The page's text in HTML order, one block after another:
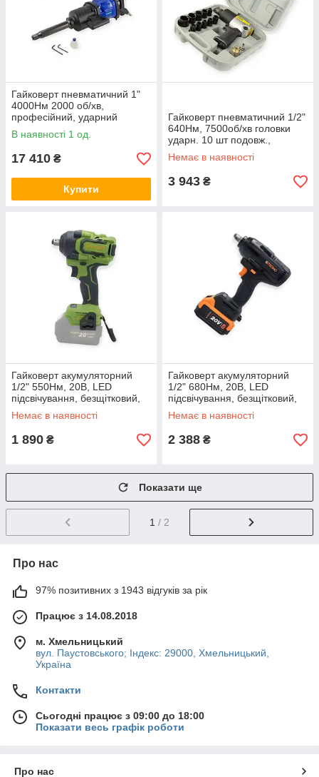
Гайковерт пневматичний 1"
4000Нм 2000 об/хв,
професійний, ударний
Forsage
В наявності 1 од.
17 410 ₴
Купити
Гайковерт пневматичний 1/2"
640Нм, 7500об/хв головки
ударн. 10 шт подовж.,
масляна, штуцер, кейс
SIGMA
Немає в наявності
3 943 ₴
Гайковерт акумуляторний
1/2" 550Нм, 20В, LED
підсвічування, безщітковий,
без АКБ і ЗП Procraft
Немає в наявності
1 890 ₴
Гайковерт акумуляторний
1/2" 680Нм, 20В, LED
підсвічування, безщітковий,
АКБ 4.0 Ач та ЗП Stromo
Немає в наявності
2 388 ₴
Показати ще
1 / 2
Про нас
97% позитивних з 1943 відгуків за рік
Працює з 14.08.2018
м. Хмельницький
вул. Паустовського; Індекс: 29000, Хмельницький,
Україна
Контакти
Сьогодні працює з 09:00 до 18:00
Показати весь графік роботи
Про нас